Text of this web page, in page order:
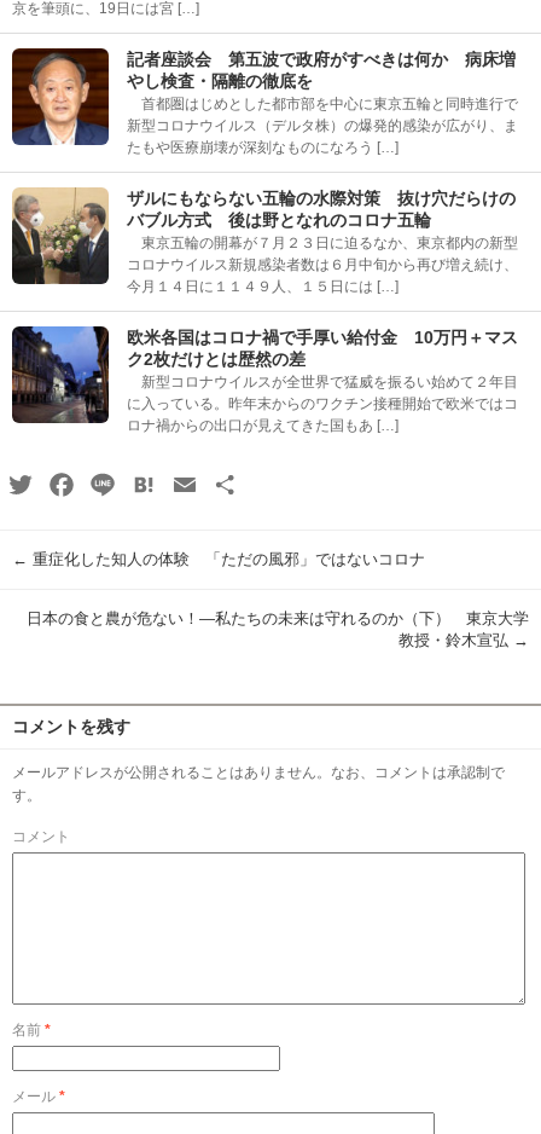
京を筆頭に、19日には宮 […]
記者座談会 第五波で政府がすべきは何か 病床増
やし検査・隔離の徹底を
首都圏はじめとした都市部を中心に東京五輪と同時進行で
新型コロナウイルス（デルタ株）の爆発的感染が広がり、ま
たもや医療崩壊が深刻なものになろう […]
ザルにもならない五輪の水際対策 抜け穴だらけの
バブル方式 後は野となれのコロナ五輪
東京五輪の開幕が７月２３日に迫るなか、東京都内の新型
コロナウイルス新規感染者数は６月中旬から再び増え続け、
今月１４日に１１４９人、１５日には […]
欧米各国はコロナ禍で手厚い給付金 10万円＋マス
ク2枚だけとは歴然の差
新型コロナウイルスが全世界で猛威を振るい始めて２年目
に入っている。昨年末からのワクチン接種開始で欧米ではコ
ロナ禍からの出口が見えてきた国もあ […]
TwitterFacebook
Line HatenaEmail
← 重症化した知人の体験 「ただの風邪」ではないコロナ
日本の食と農が危ない！―私たちの未来は守れるのか（下） 東京大学
教授・鈴木宣弘 →
コメントを残す
メールアドレスが公開されることはありません。なお、コメントは承認制で
す。
コメント
名前 *
メール *